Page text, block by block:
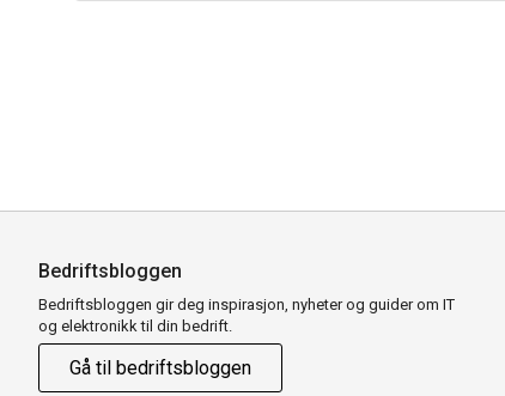
Bedriftsbloggen
Bedriftsbloggen gir deg inspirasjon, nyheter og guider om IT
og elektronikk til din bedrift.
Gå til bedriftsbloggen